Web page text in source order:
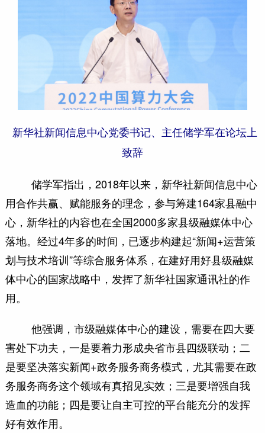
新华社新闻信息中心党委书记、主任储学军在论坛上
致辞
储学军指出，2018年以来，新华社新闻信息中心
用合作共赢、赋能服务的理念，参与筹建164家县融中
心，新华社的内容也在全国2000多家县级融媒体中心
落地。经过4年多的时间，已逐步构建起“新闻+运营策
划与技术培训”等综合服务体系，在建好用好县级融媒
体中心的国家战略中，发挥了新华社国家通讯社的作
用。
他强调，市级融媒体中心的建设，需要在四大要
害处下功夫，一是要着力形成央省市县四级联动；二
是要坚决落实新闻+政务服务商务模式，尤其需要在政
务服务商务这个领域有真招见实效；三是要增强自我
造血的功能；四是要让自主可控的平台能充分的发挥
好有效作用。